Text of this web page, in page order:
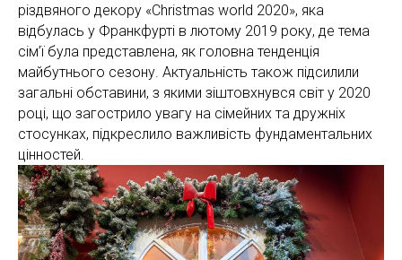
різдвяного декору «Christmas world 2020», яка
відбулась у Франкфурті в лютому 2019 року, де тема
сім’ї була представлена, як головна тенденція
майбутнього сезону. Актуальність також підсилили
загальні обставини, з якими зіштовхнувся світ у 2020
році, що загострило увагу на сімейних та дружніх
стосунках, підкреслило важливість фундаментальних
цінностей.